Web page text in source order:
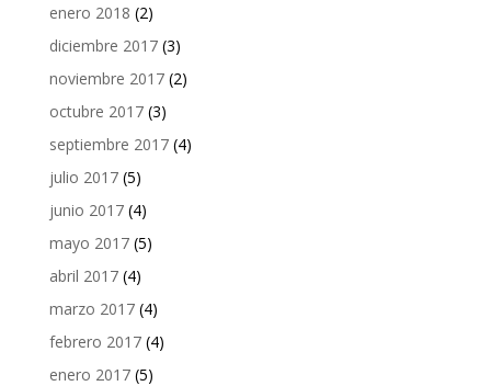
enero 2018 (2)
diciembre 2017(3)
noviembre 2017(2)
octubre 2017(3)
septiembre 2017(4)
julio 2017(5)
junio 2017(4)
mayo 2017(5)
abril 2017(4)
marzo 2017(4)
febrero 2017(4)
enero 2017(5)